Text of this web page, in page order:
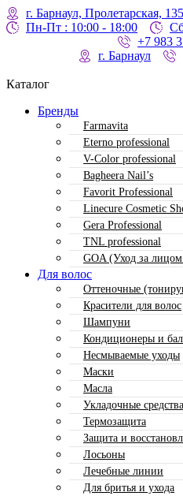
г. Барнаул, Пролетарская,
Пн-Пт : 10:00 - 18:00
+7 983
г. Барнаул
Каталог
Бренды
Farmavita
Eterno professional
V-Color professional
Bagheera Nail’s
Favorit Professional
Linecure Cosmetic
Gera Professional
TNL professional
GOA (Уход за
Для волос
Оттеночные
Красители для волос
Шампуни
Кондиционеры и
Несмываемые уходы
Маски
Масла
Укладочные средства
Термозащита
Защита и
Лосьоны
Лечебные линии
Для бритья и ухода